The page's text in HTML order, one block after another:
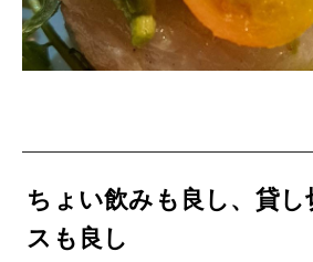
ちょい飲みも良し、貸
スも良し